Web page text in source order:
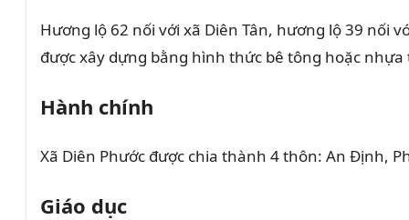
Hương lộ 62 nối với xã Diên Tân, hương lộ 39 nối
được xây dựng bằng hình thức bê tông hoặc
Hành chính
Xã Diên Phước được chia thành 4 thôn: An Định,
Giáo dục